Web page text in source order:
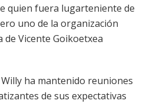
quien fuera lugarteniente de
uno de la organización
Vicente Goikoetxea
ha mantenido reuniones
de sus expectativas